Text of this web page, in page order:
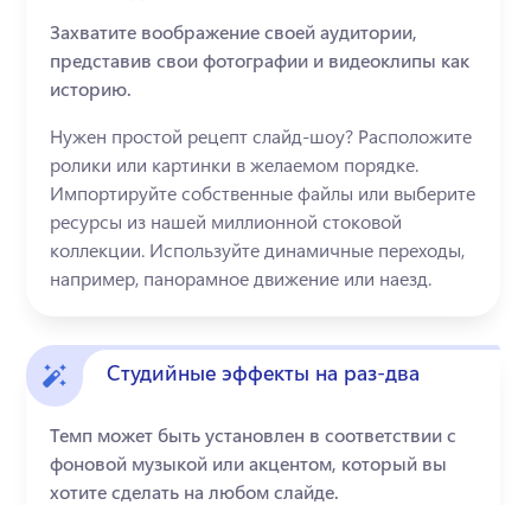
Захватите воображение своей аудитории,
представив свои фотографии и видеоклипы как
историю.
Нужен простой рецепт слайд-шоу? Расположите
ролики или картинки в желаемом порядке.
Импортируйте собственные файлы или выберите
ресурсы из нашей миллионной стоковой
коллекции. Используйте динамичные переходы,
например, панорамное движение или наезд.
Студийные эффекты на раз-два
Темп может быть установлен в соответствии с
фоновой музыкой или акцентом, который вы
хотите сделать на любом слайде.